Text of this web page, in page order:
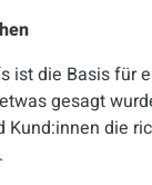
ist die Basis für
gesagt
die